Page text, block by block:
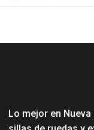
Lo mejor en